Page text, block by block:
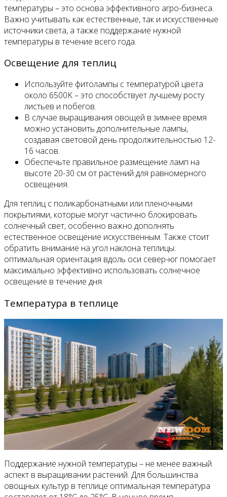
температуры – это основа эффективного агро-бизнеса.
Важно учитывать как естественные, так и искусственные
источники света, а также поддержание нужной
температуры в течение всего года.
Освещение для теплиц
Используйте фитолампы с температурой цвета
около 6500K – это способствует лучшему росту
листьев и побегов.
В случае выращивания овощей в зимнее время
можно установить дополнительные лампы,
создавая световой день продолжительностью 12-
16 часов.
Обеспечьте правильное размещение ламп на
высоте 20-30 см от растений для равномерного
освещения.
Для теплиц с поликарбонатными или пленочными
покрытиями, которые могут частично блокировать
солнечный свет, особенно важно дополнять
естественное освещение искусственным. Также стоит
обратить внимание на угол наклона теплицы:
оптимальная ориентация вдоль оси север-юг помогает
максимально эффективно использовать солнечное
освещение в течение дня.
Температура в теплице
Поддержание нужной температуры – не менее важный
аспект в выращивании растений. Для большинства
овощных культур в теплице оптимальная температура